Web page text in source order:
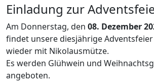
Einladung zur
Am Donnerstag, den 08. Dezember
findet unsere diesjährige
wieder mit Nikolausmütze.
Es werden Glühwein und
angeboten.